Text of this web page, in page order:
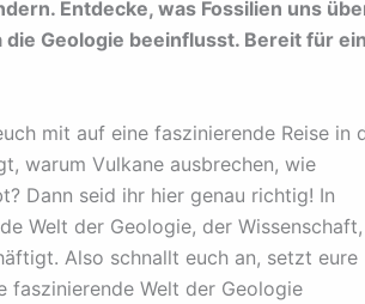
Entdecke, was Fossilien uns
Geologie beeinflusst. Bereit für
mit auf eine faszinierende Reise in
warum Vulkane ausbrechen, wie
Dann seid ihr hier genau richtig! In
Welt der Geologie, der Wissenschaft,
Also schnallt euch an, setzt eure
faszinierende Welt der Geologie